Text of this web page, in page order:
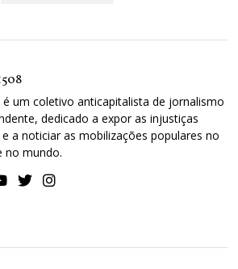
é um coletivo anticapitalista de jornalismo
dedicado a expor as injustiças
a noticiar as mobilizações populares no
no mundo.